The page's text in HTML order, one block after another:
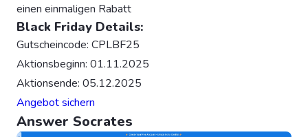
einen einmaligen Rabatt
Black Friday Details:
Gutscheincode: CPLBF25
Aktionsbeginn: 01.11.2025
Aktionsende: 05.12.2025
Angebot sichern
Answer Socrates